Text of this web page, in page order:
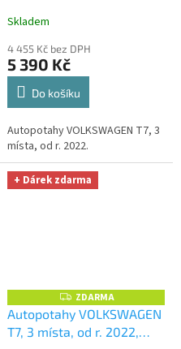
černý+ OPTIMÁL utěrka
Microfiber zdarma v
hodnotě 329,-Kč
Skladem
4 455 Kč bez DPH
5 390 Kč
Do košíku
Autopotahy VOLKSWAGEN T7, 3
místa, od r. 2022.
+ Dárek zdarma
Z
D
A
M
ZDARMA
Autopotahy VOLKSWAGEN
T7, 3 místa, od r. 2022,